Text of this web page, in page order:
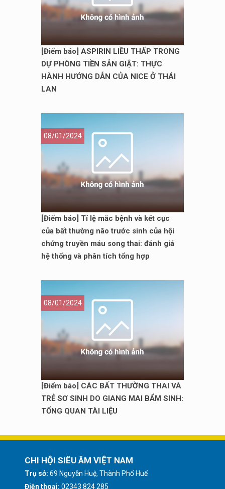
[Điểm báo] ASPIRIN LIỀU THẤP TRONG
DỰ PHÒNG TIỀN SẢN GIẬT: THỰC
HÀNH HƯỚNG DẪN CỦA NICE Ở THÁI
LAN
08/01/2024
[Điểm báo] Tỉ lệ mắc bệnh và kết cục
của bất thường não trước sinh của hội
chứng truyền máu song thai: đánh giá
hệ thống và phân tích tổng hợp
08/01/2024
[Điểm báo] CÁC BẤT THƯỜNG THAI VÀ
TRẺ SƠ SINH DO GIANG MAI BẨM SINH:
TỔNG QUAN TÀI LIỆU
CHI HỘI SIÊU ÂM VIỆT NAM
Trụ sở: 69 Nguyễn Huệ, Thành Phố Huế
Điện thoại: 02343 824 285